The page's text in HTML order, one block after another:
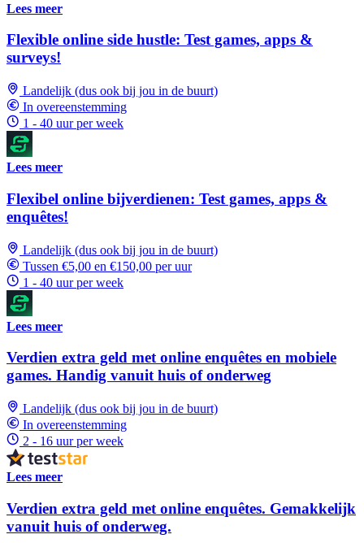
Lees meer
Flexible online side hustle: Test games, apps &
surveys!
Landelijk (dus ook bij jou in de buurt)
In overeenstemming
1 - 40 uur per week
Lees meer
Flexibel online bijverdienen: Test games, apps &
enquêtes!
Landelijk (dus ook bij jou in de buurt)
Tussen €5,00 en €150,00 per uur
1 - 40 uur per week
Lees meer
Verdien extra geld met online enquêtes en mobiele
games. Handig vanuit huis of onderweg
Landelijk (dus ook bij jou in de buurt)
In overeenstemming
2 - 16 uur per week
Lees meer
Verdien extra geld met online enquêtes. Gemakkelijk
vanuit huis of onderweg.